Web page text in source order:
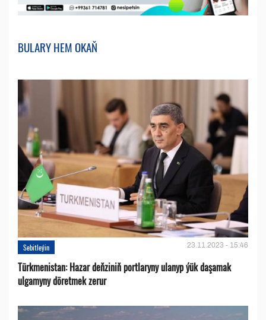
BULARY HEM OKAŇ
Sebitleýin 23.11.2023 - 15:46
Türkmenistan: Hazar deňziniň portlaryny ulanyp ýük daşamak
ulgamyny döretmek zerur